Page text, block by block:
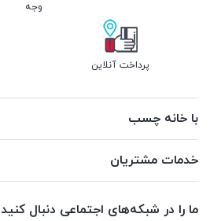
وجه
پرداخت آنلاین
با خانه چسب
خدمات مشتریان
ما را در شبکه‌های اجتماعی دنبال کنید